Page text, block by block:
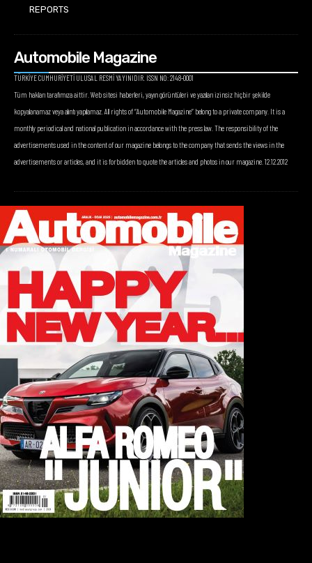
REPORTS
Automobile Magazine
TÜRKİYE CUMHURİYETİ ULUSAL RESMİ YAYINIDIR. ISSN NO: 2148-0001
Tüm hakları tarafımıza aittir. Web sitesi haberleri, yayın görüntüleri ve yazıları izinsiz hiçbir şekilde
kopyalanamaz veya alıntı yapılamaz. All rights of “Automobile Magazine” belong to a private company. It is a
monthly periodical and national publication in accordance with the press law. The responsibility of the
advertisements used in the content of our magazine belongs to the company that sends the views in the
advertisements or articles, and it is forbidden to quote the articles and photos in our magazine. 12.12.2012